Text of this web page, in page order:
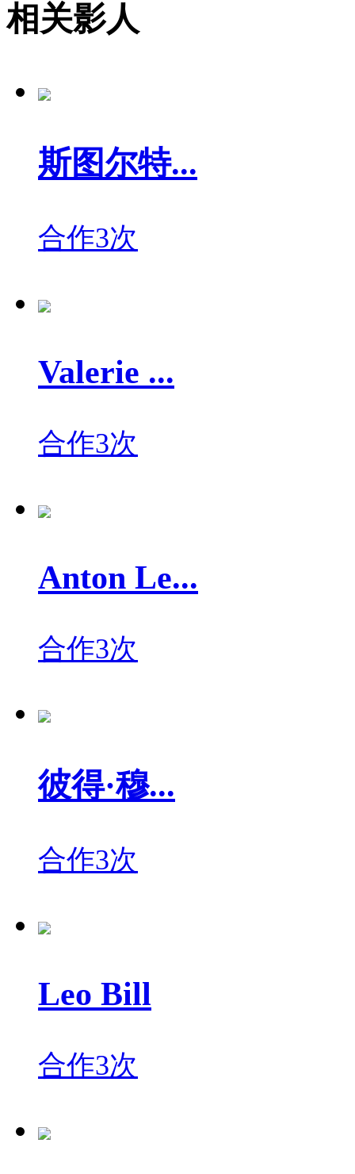
相关影人
斯图尔特...
合作3次
Valerie ...
合作3次
Anton Le...
合作3次
彼得·穆...
合作3次
Leo Bill
合作3次